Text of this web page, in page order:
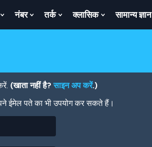
Show
Submenu
नंबर
Show
Submenu
तर्क
Show
Submenu
क्लासिक
Show
Submenu
सामान्य ज्ञान
(खाता नहीं है?साइन अप करें.)
ईमेल पते का भी उपयोग कर सकते हैं।